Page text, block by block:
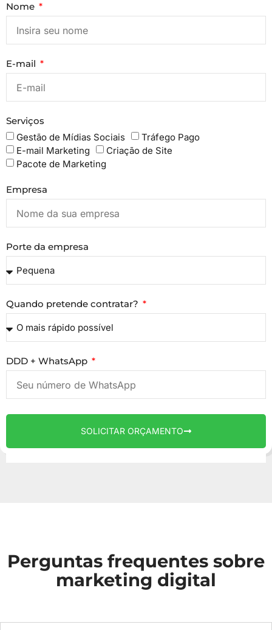
Nome
E-mail
Serviços
Gestão de Mídias Sociais
Tráfego Pago
E-mail Marketing
Criação de Site
Pacote de Marketing
Empresa
Porte da empresa
Quando pretende contratar?
DDD + WhatsApp
SOLICITAR ORÇAMENTO
Perguntas frequentes sobre
marketing digital